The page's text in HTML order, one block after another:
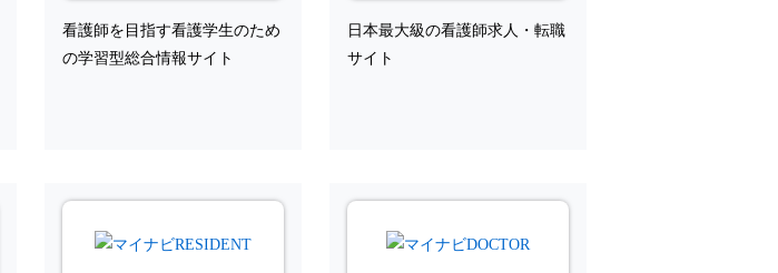
看護師を目指す看護学生のため
の学習型総合情報サイト
日本最大級の看護師求人・転職
サイト